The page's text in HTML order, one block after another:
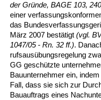
der Gründe, BA­GE 103,
ei­ner
das
März 2007 bestätigt (vgl.
1047/05 - Rn. 32 ff.).
rufs­ausübungs­re­ge­lung
GG geschütz­te
Bau­un­ter­neh­mer ein,
Fall, dass sie sich zur
Bau­auf­trags ei­nes